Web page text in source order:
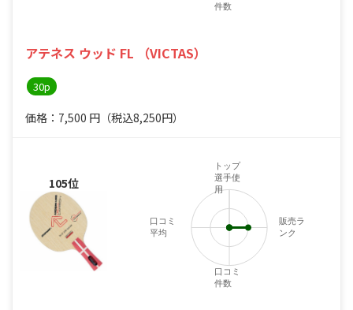
アテネス ウッド FL （VICTAS）
30p
価格：7,500 円 （税込8,250円）
件数
105位
トップ
選手使
用
販売ラ
ンク
口コミ
件数
口コミ
平均